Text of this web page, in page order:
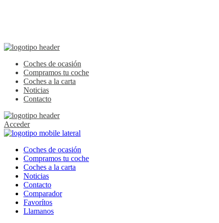
Coches de ocasión
Compramos tu coche
Coches a la carta
Noticias
Contacto
Acceder
Coches de ocasión
Compramos tu coche
Coches a la carta
Noticias
Contacto
Comparador
Favorítos
Llamanos